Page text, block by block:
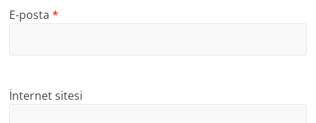
E-posta*
İnternet sitesi